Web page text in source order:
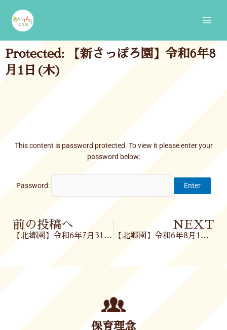
content
Protected: 【新さっぽろ園】令和6年8
月1日(木)
This content is password protected. To view it please enter your
password below:
Password:
Prev
前の投稿へ
【北郷園】令和6年7月31日(水)
NEXT
【北郷園】令和6年8月1日(木)
保育理念